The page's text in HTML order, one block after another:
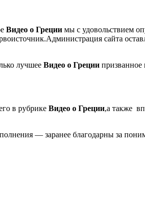
Видео о Греции мы с удовольствием
сайта
лучшее Видео о Греции
в рубрике Видео о Греции,а также
— заранее благодарны за